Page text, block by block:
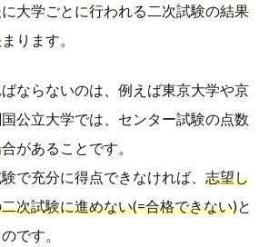
大学ごとに行われる二次試験の結果
ります。
ならないのは、例えば東京大学や京
公立大学では、センター試験の点数
があることです。
で充分に得点できなければ、 志望し
次試験に進めない(=合格できない)と
です。